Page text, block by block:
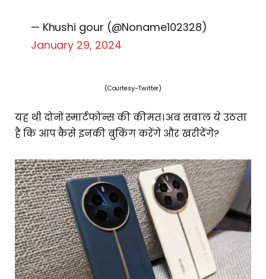
— Khushi gour (@Noname102328)
January 29, 2024
(Courtesy-Twitter)
यह थी दोनों स्मार्टफोन्स की कीमत। अब सवाल ये उठता
है कि आप कैसे इनकी बुकिंग करेंगे और खरीदेंगे?